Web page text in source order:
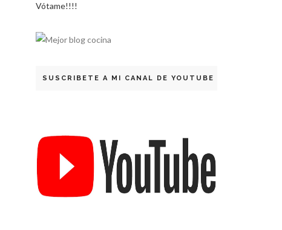
Vótame!!!!
SUSCRIBETE A MI CANAL DE YOUTUBE